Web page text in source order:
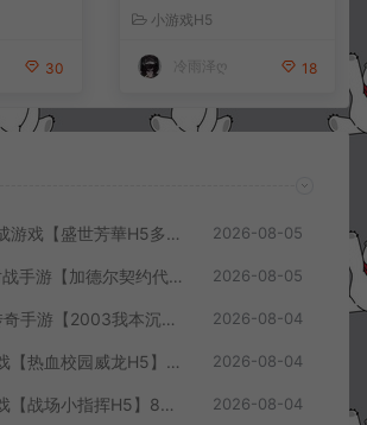
30
+解压即玩+简易安卓客户端
+详细搭建教程
小游戏H5
冷雨泽ღ 18
三网H5宫斗养成游戏【盛世芳華H5多区跨服代金券内购优化版】8月最新整理Linux手工服务端+CDK授权后台+全资源安卓+详细搭建教程+视频教程 2026-08-05
AFK卡牌即时对战手游【加德尔契约代金券内购修复版】8月最新整理Linux手工服务端+前后端全套源码+CDK授权后台+安卓苹果双端+详细搭建教程+视频教程 2026-08-05
RED三端引擎传奇手游【2003我本沉默三职业】8月最新整理Win一键服务端+PC安卓+详细搭建教程 2026-08-04
三网H5格斗游戏【热血校园威龙H5】8月最新整理Linux手工服务端+Win一键服务端+解压即玩+简易安卓客户端+详细搭建教程 2026-08-04
三网H5射击游戏【战场小指挥H5】8月最新整理Linux手工服务端+Win一键服务端+解压即玩+简易安卓客户端+详细搭建教程 2026-08-04